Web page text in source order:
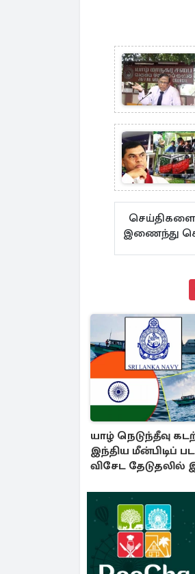
செய்திகளை
இணைந்து
யாழ் நெடுந்தீவு
இந்திய மீன்பிடிப்
விசேட